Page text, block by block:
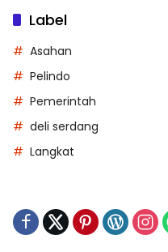
Label
Asahan
Pelindo
Pemerintah
deli serdang
Langkat